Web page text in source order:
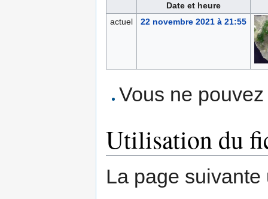
Date et heure
actuel
22 novembre 2021 à 21:55
Vous ne
Utilisation du
La page